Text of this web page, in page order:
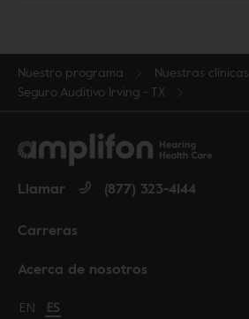
Nuestro programa
Nuestras clínicas
Seguro Auditivo Irving - TX
Acerca de nosotros
Carreras
Llamar (877) 323-4144
Change language to English
EN Cambiar idioma a español
ES